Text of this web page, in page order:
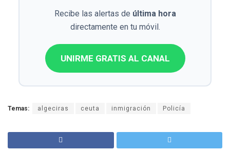
Recibe las alertas de última hora
directamente en tu móvil.
UNIRME GRATIS AL CANAL
Temas: algeciras ceuta inmigración Policía